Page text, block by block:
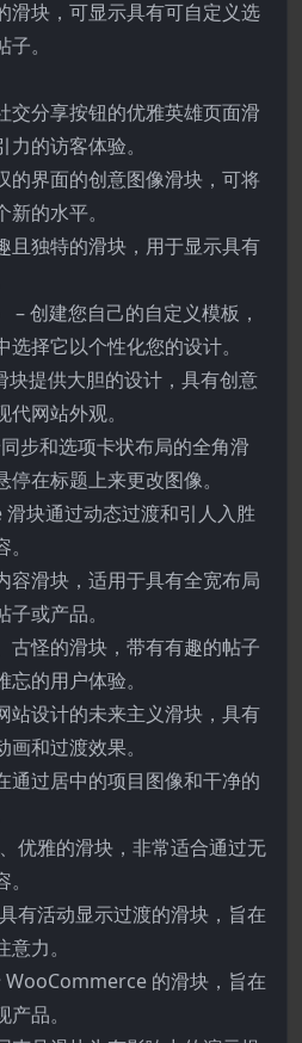
滑块，可显示具有可自定义选
。
交分享按钮的优雅英雄页面滑
的访客体验。
的界面的创意图像滑块，可将
的水平。
且独特的滑块，用于显示具有
– 创建您自己的自定义模板，
择它以个性化您的设计。
块提供大胆的设计，具有创意
网站外观。
步和选项卡状布局的全角滑
在标题上来更改图像。
块通过动态过渡和引人入胜
容滑块，适用于具有全宽布局
或产品。
古怪的滑块，带有有趣的帖子
的用户体验。
站设计的未来主义滑块，具有
和过渡效果。
通过居中的项目图像和干净的
优雅的滑块，非常适合通过无
有活动显示过渡的滑块，旨在
力。
WooCommerce 的滑块，旨在
品。